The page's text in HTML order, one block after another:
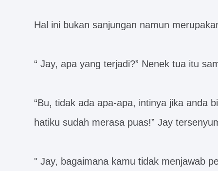
Hal ini bukan sanjungan namun
“ Jay, apa yang terjadi?” Nenek tua itu
“Bu, tidak ada apa-apa, intinya jika anda
hatiku sudah merasa puas!” Jay
" Jay, bagaimana kamu tidak menjawab